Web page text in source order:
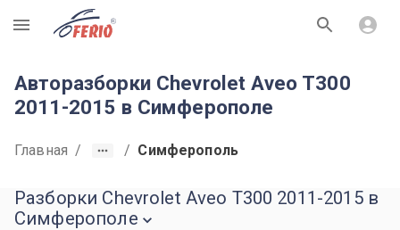
R
Авторазборки Chevrolet Aveo T300
2011-2015 в Симферополе
Главная / / Симферополь
Разборки Chevrolet Aveo T300 2011-2015 в
Симферополе